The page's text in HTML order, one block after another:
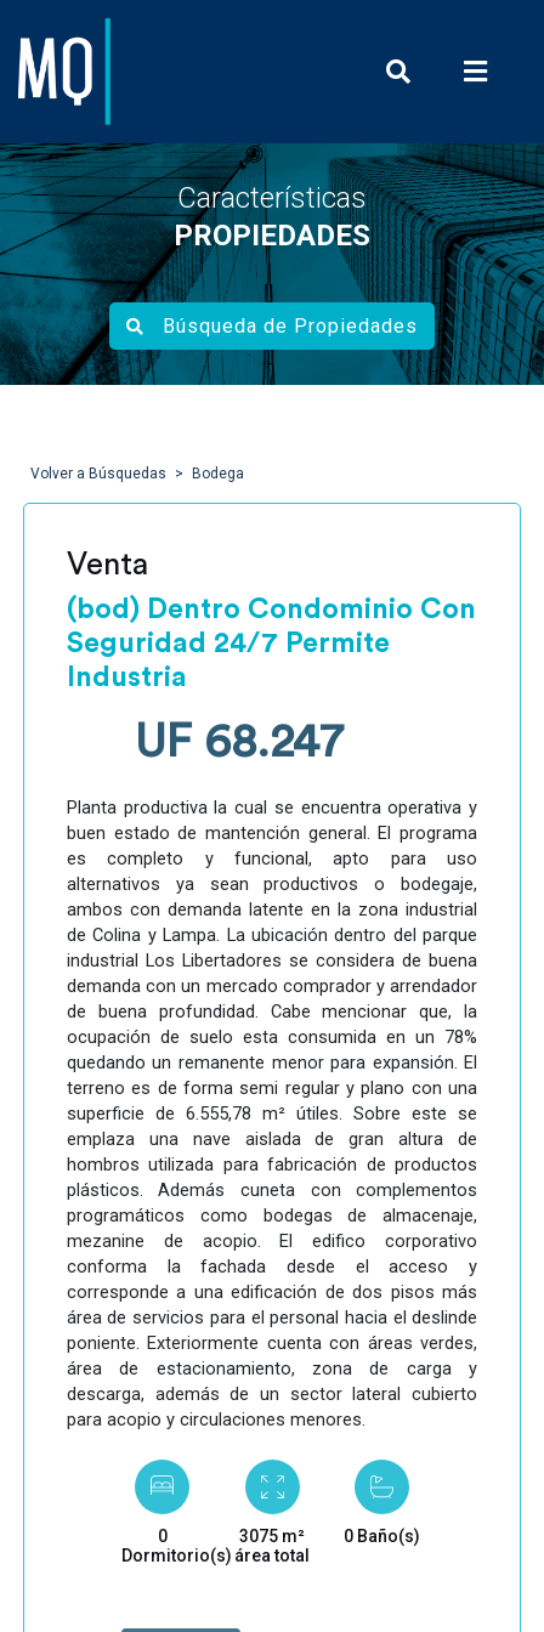
Características
PROPIEDADES
Búsqueda de Propiedades
Volver a Búsquedas Bodega
Venta
(bod) Dentro Condominio Con
Seguridad 24/7 Permite
Industria
UF 68.247
Planta productiva la cual se encuentra operativa y
buen estado de mantención general. El programa
es completo y funcional, apto para uso
alternativos ya sean productivos o bodegaje,
ambos con demanda latente en la zona industrial
de Colina y Lampa. La ubicación dentro del parque
industrial Los Libertadores se considera de buena
demanda con un mercado comprador y arrendador
de buena profundidad. Cabe mencionar que, la
ocupación de suelo esta consumida en un 78%
quedando un remanente menor para expansión. El
terreno es de forma semi regular y plano con una
superficie de 6.555,78 m² útiles. Sobre este se
emplaza una nave aislada de gran altura de
hombros utilizada para fabricación de productos
plásticos. Además cuneta con complementos
programáticos como bodegas de almacenaje,
mezanine de acopio. El edifico corporativo
conforma la fachada desde el acceso y
corresponde a una edificación de dos pisos más
área de servicios para el personal hacia el deslinde
poniente. Exteriormente cuenta con áreas verdes,
área de estacionamiento, zona de carga y
descarga, además de un sector lateral cubierto
para acopio y circulaciones menores.
0
Dormitorio(s)
3075 m²
área total
0 Baño(s)